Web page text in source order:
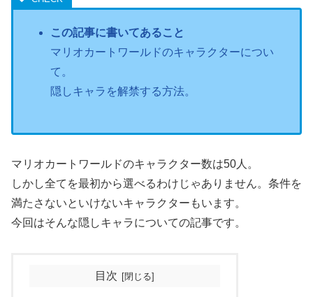
この記事に書いてあること
マリオカートワールドのキャラクターについ
て。
隠しキャラを解禁する方法。
マリオカートワールドのキャラクター数は50人。
しかし全てを最初から選べるわけじゃありません。条件を
満たさないといけないキャラクターもいます。
今回はそんな隠しキャラについての記事です。
目次